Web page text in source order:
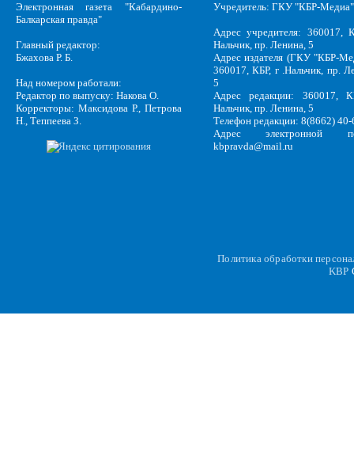
Электронная газета "Кабардино-
Балкарская правда"
Главный редактор:
Бжахова Р. Б.
Над номером работали:
Редактор по выпуску: Накова О.
Корректоры: Максидова Р., Петрова
Н., Теппеева З.
Учредитель: ГКУ "КБР-Медиа"
Адрес учредителя: 360017,
Нальчик, пр. Ленина, 5
Адрес издателя (ГКУ "КБР-
360017, КБР, г .Нальчик, пр.
5
Адрес редакции: 360017,
Нальчик, пр. Ленина, 5
Телефон редакции: 8(8662)
Адрес электронной
kbpravda@mail.ru
Политика обработки
KBP